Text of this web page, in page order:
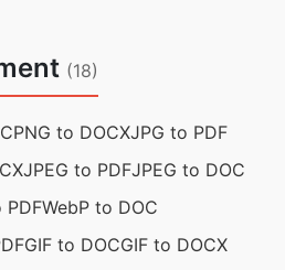
(18)
PNG to DOCXJPG to PDF
JPEG to PDFJPEG to DOC
PDFWebP to DOC
GIF to DOCGIF to DOCX